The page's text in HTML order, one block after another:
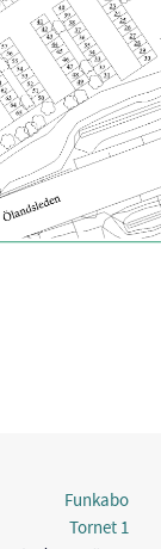
Funkabo
Tornet 1